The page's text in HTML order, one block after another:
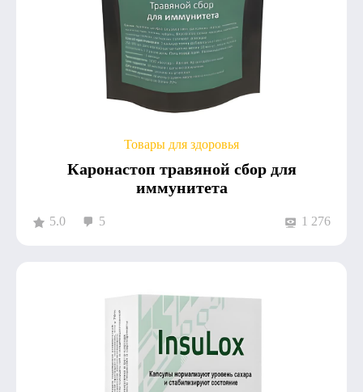
Товары для здоровья
Каронастоп травяной сбор для
иммунитета
5.0 5 1 276